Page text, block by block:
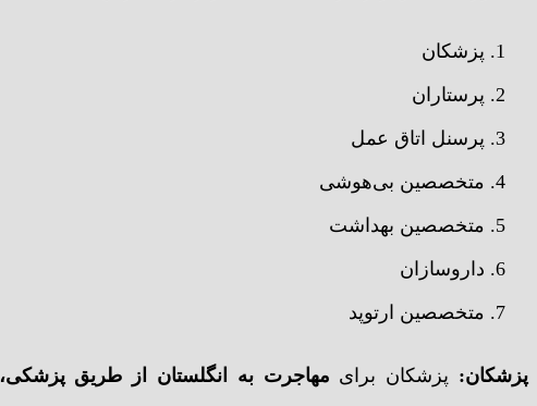
پزشکان
پرستاران
پرسنل اتاق عمل
متخصصین بی‌هوشی
متخصصین بهداشت
داروسازان
متخصصین ارتوپد
پزشکان: پزشکان برای مهاجرت به انگلستان از طریق پزشکی،